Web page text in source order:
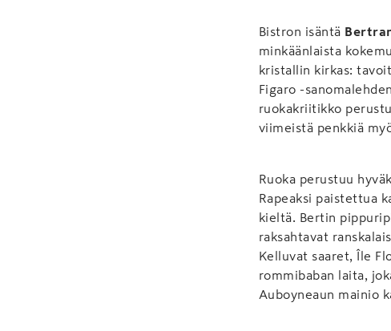
Bistron isäntä
minkäänlaista
kristallin kirkas:
Figaro -sanomalehden
ruokakriitikko
viimeistä penkkiä
Ruoka perustuu
Rapeaksi paistettua
kieltä. Bertin
raksahtavat
Kelluvat saaret, Île
rommibaban laita,
Auboyneaun mainio